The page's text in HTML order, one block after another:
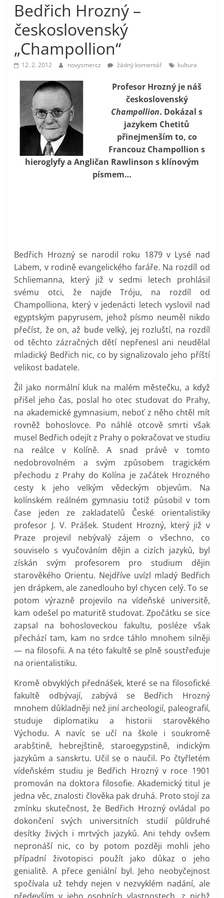
prospívá?
Bedřich Hrozný –
československý
„Champollion“
12. 2. 2012 novysmercz žádný komentář kultura
Profesor Hrozný je náš
československý
Champollion. Dokázal s
jazykem Chetitů
přinejmenším to, co
Francouz Champollion s
hieroglyfy a Angličan Rawlinson s klínovým
písmem…
Bedřich Hrozný se narodil roku 1879 v Lysé nad
Labem, v rodině evangelického faráře. Na rozdíl od
Schliemanna, který již v sedmi letech prohlásil
svému otci, že najde Tróju, na rozdíl od
Champolliona, který v jedenácti letech vyslovil nad
egyptským papyrusem, jehož písmo neuměl nikdo
přečíst, že on, až bude velký, jej rozluští, na rozdíl
od těchto zázračných dětí nepřenesl ani neudělal
mladický Bedřich nic, co by signalizovalo jeho příští
velikost badatele.
Žil jako normální kluk na malém městečku, a když
přišel jeho čas, poslal ho otec studovat do Prahy,
na akademické gymnasium, neboť z něho chtěl mít
rovněž bohoslovce. Po náhlé otcově smrti však
musel Bedřich odejít z Prahy o pokračovat ve studiu
na reálce v Kolíně. A snad právě v tomto
nedobrovolném a svým způsobem tragickém
přechodu z Prahy do Kolína je začátek Hrozného
cesty k jeho velkým vědeckým objevům. Na
kolínském reálném gymnasiu totiž působil v tom
čase jeden ze zakladatelů České orientalistiky
profesor J. V. Prášek. Student Hrozný, který již v
Praze projevil nebývalý zájem o všechno, co
souviselo s vyučováním dějin a cizích jazyků, byl
získán svým profesorem pro studium dějin
starověkého Orientu. Nejdříve uvízl mladý Bedřich
jen drápkem, ale zanedlouho byl chycen celý. To se
potom výrazně projevilo na vídeňské universitě,
kam odešel po maturitě studovat. Zpočátku se sice
zapsal na bohosloveckou fakultu, posléze však
přechází tam, kam no srdce táhlo mnohem silněji
— na filosofii. A na této fakultě se plně soustřeďuje
na orientalistiku.
Kromě obvyklých přednášek, které se na filosofické
fakultě odbývají, zabývá se Bedřich Hrozný
mnohem důkladněji než jiní archeologií, paleografií,
studuje diplomatiku a historii starověkého
Východu. A navíc se učí na škole i soukromě
arabštině, hebrejštině, staroegypstině, indickým
jazykům a sanskrtu. Učil se o naučil. Po čtyřletém
vídeňském studiu je Bedřich Hrozný v roce 1901
promován na doktora filosofie. Akademický titul je
jedna věc, znalosti člověka pak druhá. Proto stojí za
zmínku skutečnost, že Bedřich Hrozný ovládal po
dokončení svých universitních studií půldruhé
desítky živých i mrtvých jazyků. Ani tehdy ovšem
nepronáší nic, co by potom později mohli jeho
případní životopisci použít jako důkaz o jeho
genialitě. A přece geniální byl. Jeho neobyčejnost
spočívala už tehdy nejen v nezvyklém nadání, ale